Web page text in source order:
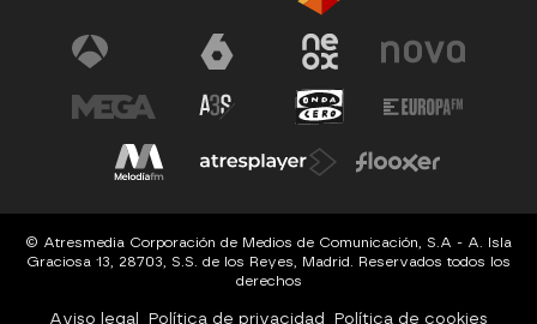
© Atresmedia Corporación de Medios de Comunicación, S.A - A. Isla
Graciosa 13, 28703, S.S. de los Reyes, Madrid. Reservados todos los
derechos
Aviso legal Política de privacidad Política de cookies